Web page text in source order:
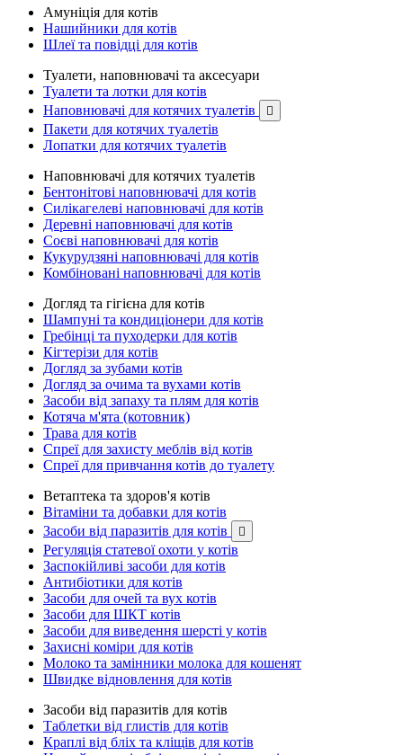
Амуніція для котів
Нашийники для котів
Шлеї та повідці для котів
Туалети, наповнювачі та аксесуари
Туалети та лотки для котів
Наповнювачі для котячих туалетів

Пакети для котячих туалетів
Лопатки для котячих туалетів
Наповнювачі для котячих туалетів
Бентонітові наповнювачі для котів
Силікагелеві наповнювачі для котів
Деревні наповнювачі для котів
Соєві наповнювачі для котів
Кукурудзяні наповнювачі для котів
Комбіновані наповнювачі для котів
Догляд та гігієна для котів
Шампуні та кондиціонери для котів
Гребінці та пуходерки для котів
Кігтерізи для котів
Догляд за зубами котів
Догляд за очима та вухами котів
Засоби від запаху та плям для котів
Котяча м'ята (котовник)
Трава для котів
Спреї для захисту меблів від котів
Спреї для привчання котів до туалету
Ветаптека та здоров'я котів
Вітаміни та добавки для котів
Засоби від паразитів для котів

Регуляція статевої охоти у котів
Заспокійливі засоби для котів
Антибіотики для котів
Засоби для очей та вух котів
Засоби для ШКТ котів
Засоби для виведення шерсті у котів
Захисні коміри для котів
Молоко та замінники молока для кошенят
Швидке відновлення для котів
Засоби від паразитів для котів
Таблетки від глистів для котів
Краплі від бліх та кліщів для котів